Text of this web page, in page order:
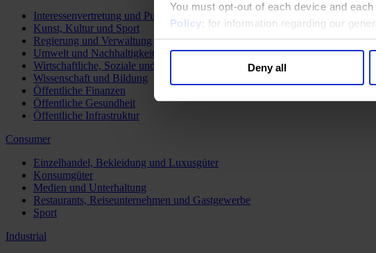
You must opt-out of each device and
Policy; for information regarding our
Deny all
Interessenvertretung und Public Affairs
Kunst, Kultur und Sport
Regierung und Verwaltung
Umwelt und Nachhaltigkeit
Wirtschaftliche, Soziale und Humanitäre Entwicklung
Wissenschaft und Bildung
Öffentliche Finanzen
Öffentliche Gesundheit
Öffentliche Infrastruktur
Consumer
Einzelhandel, Bekleidung und Luxusgüter
Konsumgüter
Medien und Unterhaltung
Restaurants, Reiseunternehmen und Gastgewerbe
Sport
Industrial